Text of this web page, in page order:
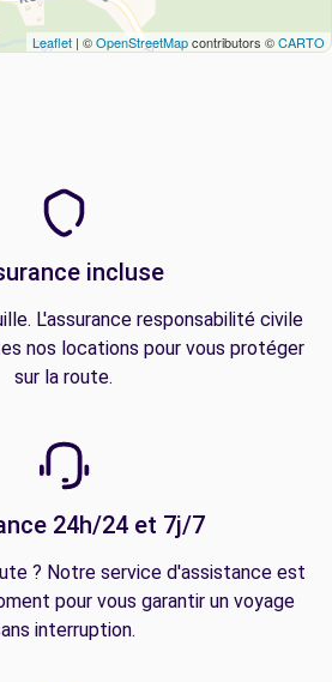
Leaflet | ©OpenStreetMapcontributors ©CARTO
incluse
L'assurance responsabilité civile
nos locations pour vous protéger
sur la route.
24h/24 et 7j/7
? Notre service d'assistance est
pour vous garantir un voyage
interruption.